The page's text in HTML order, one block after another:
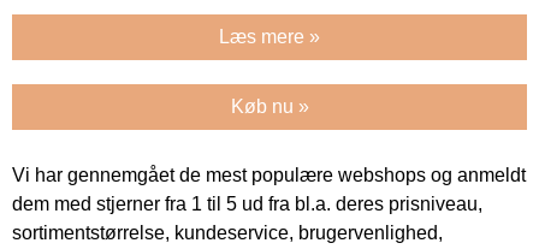
Læs mere »
Køb nu »
Vi har gennemgået de mest populære webshops og anmeldt
dem med stjerner fra 1 til 5 ud fra bl.a. deres prisniveau,
sortimentstørrelse, kundeservice, brugervenlighed,